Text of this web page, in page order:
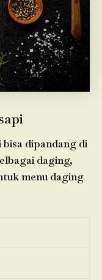
dipandang di
daging,
menu daging